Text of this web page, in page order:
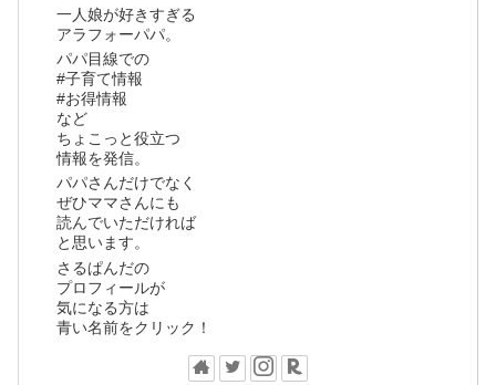
一人娘が好きすぎる
アラフォーパパ。
パパ目線での
#子育て情報
#お得情報
など
ちょこっと役立つ
情報を発信。
パパさんだけでなく
ぜひママさんにも
読んでいただければ
と思います。
さるぱんだの
プロフィールが
気になる方は
青い名前をクリック！